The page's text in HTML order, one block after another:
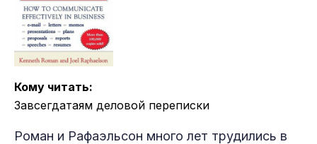
Кому читать:
Завсегдатаям деловой переписки
Роман и Рафаэльсон много лет трудились в